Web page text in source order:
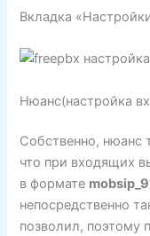
Вкладка
Нюанс(настройка
Собственно, нюанс
что при входящих
в формате
непосредственно
позволил, поэтому